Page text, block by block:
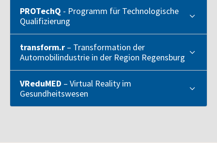
PROTechQ - Programm für Technologische
Qualifizierung
transform.r – Transformation der
Automobilindustrie in der Region Regensburg
VReduMED – Virtual Reality im
Gesundheitswesen